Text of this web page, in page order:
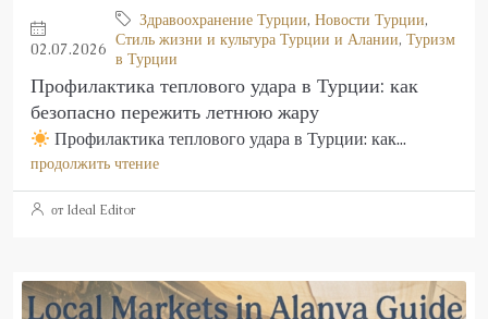
02.07.2026
Здравоохранение Турции, Новости Турции,
Стиль жизни и культура Турции и Алании, Туризм
в Турции
Профилактика теплового удара в Турции: как
безопасно пережить летнюю жару
Профилактика теплового удара в Турции: как...
продолжить чтение
от Ideal Editor